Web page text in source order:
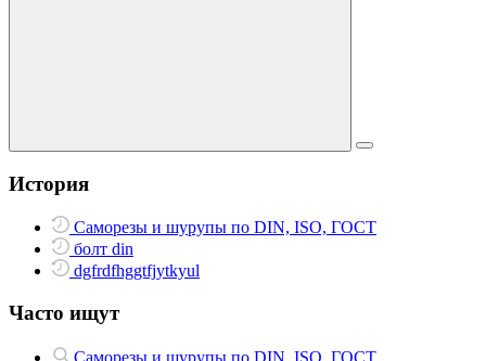
История
Саморезы и шурупы по DIN, ISO, ГОСТ
болт din
dgfrdfhggtfjytkyul
Часто ищут
Саморезы и шурупы по DIN, ISO, ГОСТ